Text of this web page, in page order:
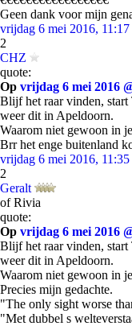
Geen dank voor mijn
vrijdag 6 mei 2016,
2
CHZ
quote:
Op vrijdag 6 mei 2016
Blijf het raar vinden, start
weer dit in Apeldoorn.
Waarom niet gewoon in
Brr het enge buitenland
vrijdag 6 mei 2016,
2
Geralt
of Rivia
quote:
Op vrijdag 6 mei 2016
Blijf het raar vinden, start
weer dit in Apeldoorn.
Waarom niet gewoon in
Precies mijn gedachte.
"The only sight worse
"Met dubbel s